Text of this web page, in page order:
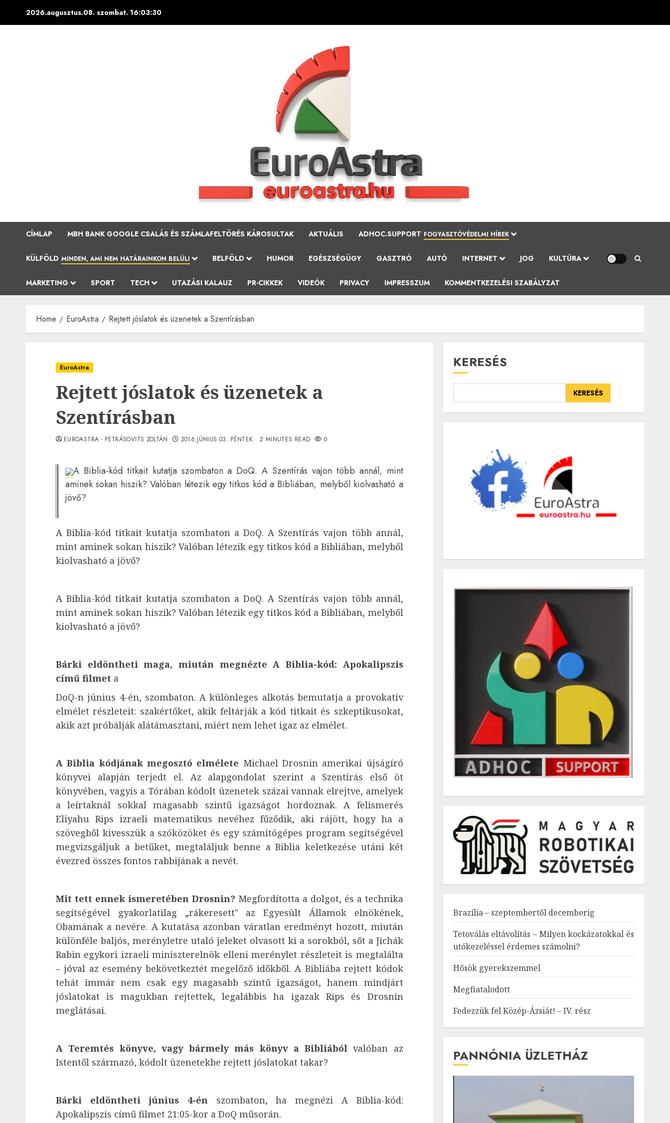
2026.augusztus.08. szombat. 16:03:31
CÍMLAP MBH BANK GOOGLE CSALÁS ÉS SZÁMLAFELTÖRÉS KÁROSULTAK AKTUÁLIS ADHOC.SUPPORT FOGYASZTÓVÉDELMI HÍREK
KÜLFÖLD MINDEN, AMI NEM HATÁRAINKON BELÜLI BELFÖLD HUMOR EGÉSZSÉGÜGY GASZTRÓ AUTÓ INTERNET JOG KULTÚRA
MARKETING SPORT TECH UTAZÁSI KALAUZ PR-CIKKEK VIDEÓK PRIVACY IMPRESSZUM KOMMENTKEZELÉSI SZABÁLYZAT
Home EuroAstra Rejtett jóslatok és üzenetek a Szentírásban
EuroAstra
Rejtett jóslatok és üzenetek a
Szentírásban
EUROASTRA - PETRÁSOVITS ZOLTÁN 2016.JÚNIUS.03. PÉNTEK. 2 MINUTES READ 0
A Biblia-kód titkait kutatja szombaton a DoQ. A Szentírás vajon több annál, mint
aminek sokan hiszik? Valóban létezik egy titkos kód a Bibliában, melyből kiolvasható a
jövő?
A Biblia-kód titkait kutatja szombaton a DoQ. A Szentírás vajon több annál,
mint aminek sokan hiszik? Valóban létezik egy titkos kód a Bibliában, melyből
kiolvasható a jövő?
A Biblia-kód titkait kutatja szombaton a DoQ. A Szentírás vajon több annál,
mint aminek sokan hiszik? Valóban létezik egy titkos kód a Bibliában, melyből
kiolvasható a jövő?
Bárki eldöntheti maga, miután megnézte A Biblia-kód: Apokalipszis
című filmet a
DoQ-n június 4-én, szombaton. A különleges alkotás bemutatja a provokatív
elmélet részleteit: szakértőket, akik feltárják a kód titkait és szkeptikusokat,
akik azt próbálják alátámasztani, miért nem lehet igaz az elmélet.
A Biblia kódjának megosztó elmélete Michael Drosnin amerikai újságíró
könyvei alapján terjedt el. Az alapgondolat szerint a Szentírás első öt
könyvében, vagyis a Tórában kódolt üzenetek százai vannak elrejtve, amelyek
a leírtaknál sokkal magasabb szintű igazságot hordoznak. A felismerés
Eliyahu Rips izraeli matematikus nevéhez fűződik, aki rájött, hogy ha a
szövegből kivesszük a szóközöket és egy számítógépes program segítségével
megvizsgáljuk a betűket, megtaláljuk benne a Biblia keletkezése utáni két
évezred összes fontos rabbijának a nevét.
Mit tett ennek ismeretében Drosnin? Megfordította a dolgot, és a technika
segítségével gyakorlatilag „rákeresett" az Egyesült Államok elnökének,
Obamának a nevére. A kutatása azonban váratlan eredményt hozott, miután
különféle baljós, merényletre utaló jeleket olvasott ki a sorokból, sőt a Jichák
Rabin egykori izraeli miniszterelnök elleni merénylet részleteit is megtalálta
– jóval az esemény bekövetkeztét megelőző időkből. A Bibliába rejtett kódok
tehát immár nem csak egy magasabb szintű igazságot, hanem mindjárt
jóslatokat is magukban rejtettek, legalábbis ha igazak Rips és Drosnin
meglátásai.
A Teremtés könyve, vagy bármely más könyv a Bibliából valóban az
Istentől származó, kódolt üzenetekbe rejtett jóslatokat takar?
Bárki eldöntheti június 4-én szombaton, ha megnézi A Biblia-kód:
Apokalipszis című filmet 21:05-kor a DoQ műsorán.
KERESÉS
KERESÉS
Brazília – szeptembertől decemberig
Tetoválás eltávolítás – Milyen kockázatokkal és
utókezeléssel érdemes számolni?
Hősök gyerekszemmel
Megfiatalodott
Fedezzük fel Közép-Ázsiát! – IV. rész
PANNÓNIA ÜZLETHÁZ